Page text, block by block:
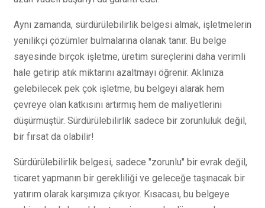
Aynı zamanda, sürdürülebilirlik belgesi almak, işletmelerin
yenilikçi çözümler bulmalarına olanak tanır. Bu belge
sayesinde birçok işletme, üretim süreçlerini daha verimli
hale getirip atık miktarını azaltmayı öğrenir. Aklınıza
gelebilecek pek çok işletme, bu belgeyi alarak hem
çevreye olan katkısını artırmış hem de maliyetlerini
düşürmüştür. Sürdürülebilirlik sadece bir zorunluluk değil,
bir fırsat da olabilir!
Sürdürülebilirlik belgesi, sadece "zorunlu" bir evrak değil,
ticaret yapmanın bir gerekliliği ve geleceğe taşınacak bir
yatırım olarak karşımıza çıkıyor. Kısacası, bu belgeye